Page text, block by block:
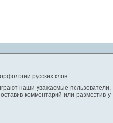
русских слов.
наши уважаемые пользователи,
комментарий или разместив у